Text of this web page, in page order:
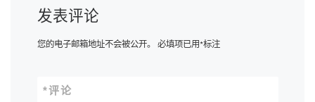
发表评论
您的电子邮箱地址不会被公开。 必填项已用*标注
评论
*